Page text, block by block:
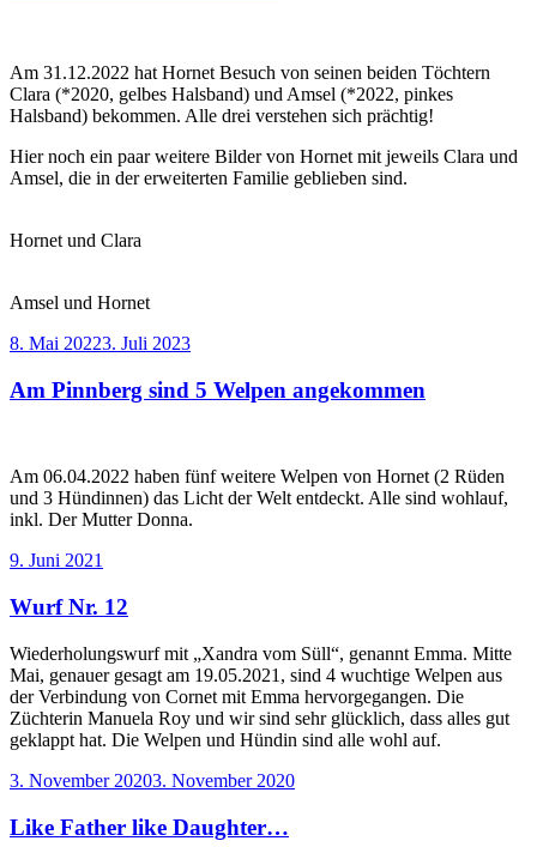
Am 31.12.2022 hat Hornet Besuch von seinen beiden Töchtern
Clara (*2020, gelbes Halsband) und Amsel (*2022, pinkes
Halsband) bekommen. Alle drei verstehen sich prächtig!
Hier noch ein paar weitere Bilder von Hornet mit jeweils Clara und
Amsel, die in der erweiterten Familie geblieben sind.
Hornet und Clara
Amsel und Hornet
Veröffentlicht
8. Mai 20223. Juli 2023
Am Pinnberg sind 5 Welpen angekommen
Am 06.04.2022 haben fünf weitere Welpen von Hornet (2 Rüden
und 3 Hündinnen) das Licht der Welt entdeckt. Alle sind wohlauf,
inkl. Der Mutter Donna.
Veröffentlicht
9. Juni 2021
Wurf Nr. 12
Wiederholungswurf mit „Xandra vom Süll“, genannt Emma. Mitte
Mai, genauer gesagt am 19.05.2021, sind 4 wuchtige Welpen aus
der Verbindung von Cornet mit Emma hervorgegangen. Die
Züchterin Manuela Roy und wir sind sehr glücklich, dass alles gut
geklappt hat. Die Welpen und Hündin sind alle wohl auf.
Veröffentlicht
3. November 20203. November 2020
Like Father like Daughter…